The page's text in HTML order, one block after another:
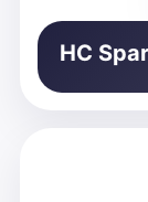
HC